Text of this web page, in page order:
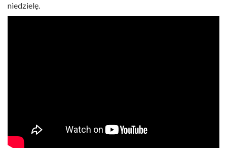
niedzielę.